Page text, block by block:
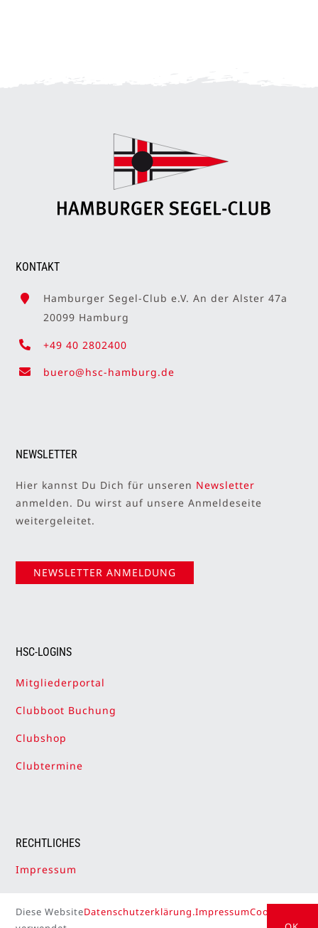
KONTAKT
Hamburger Segel-Club e.V. An der Alster 47a
20099 Hamburg
+49 40 2802400
buero@hsc-hamburg.de
NEWSLETTER
Hier kannst Du Dich für unseren Newsletter
anmelden. Du wirst auf unsere Anmeldeseite
weitergeleitet.
NEWSLETTER ANMELDUNG
HSC-LOGINS
Mitgliederportal
Clubboot Buchung
Clubshop
Clubtermine
RECHTLICHES
Impressum
Cookie-Einstellungen
Diese WebsiteDatenschutzerklärung.ImpressumCookie